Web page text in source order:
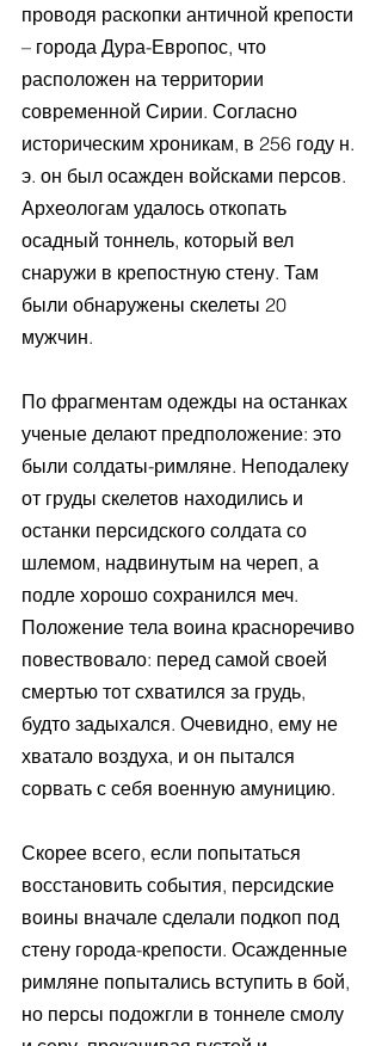
проводя раскопки античной крепости
– города Дура-Европос, что
расположен на территории
современной Сирии. Согласно
историческим хроникам, в 256 году н.
э. он был осажден войсками персов.
Археологам удалось откопать
осадный тоннель, который вел
снаружи в крепостную стену. Там
были обнаружены скелеты 20
мужчин.
По фрагментам одежды на останках
ученые делают предположение: это
были солдаты-римляне. Неподалеку
от груды скелетов находились и
останки персидского солдата со
шлемом, надвинутым на череп, а
подле хорошо сохранился меч.
Положение тела воина красноречиво
повествовало: перед самой своей
смертью тот схватился за грудь,
будто задыхался. Очевидно, ему не
хватало воздуха, и он пытался
сорвать с себя военную амуницию.
Скорее всего, если попытаться
восстановить события, персидские
воины вначале сделали подкоп под
стену города-крепости. Осажденные
римляне попытались вступить в бой,
но персы подожгли в тоннеле смолу